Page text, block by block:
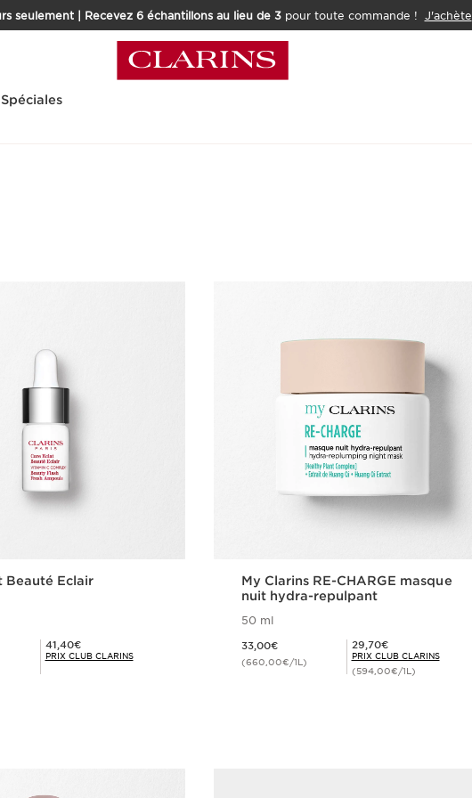
seulement | Recevez 6 échantillons au lieu de 3pour toute commande ! J'achète
Beauté Eclair
Prix Club Clarins 41,40€
41,40€
PRIX CLUB CLARINS
My Clarins RE-CHARGE masque
nuit hydra-repulpant
50 ml
33,00€
(660,00€/1L)
Prix Club Clarins 29,70€
29,70€
PRIX CLUB CLARINS
(594,00€/1L)